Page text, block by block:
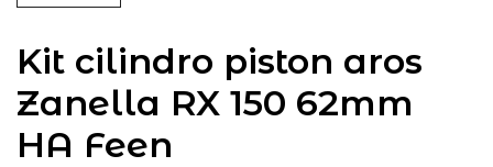
Kit cilindro piston aros
Zanella RX 150 62mm
HA Feen